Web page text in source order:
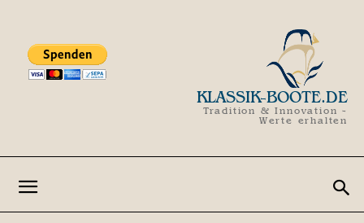
KLASSIK-BOOTE.DE
Tradition & Innovation -
Werte erhalten